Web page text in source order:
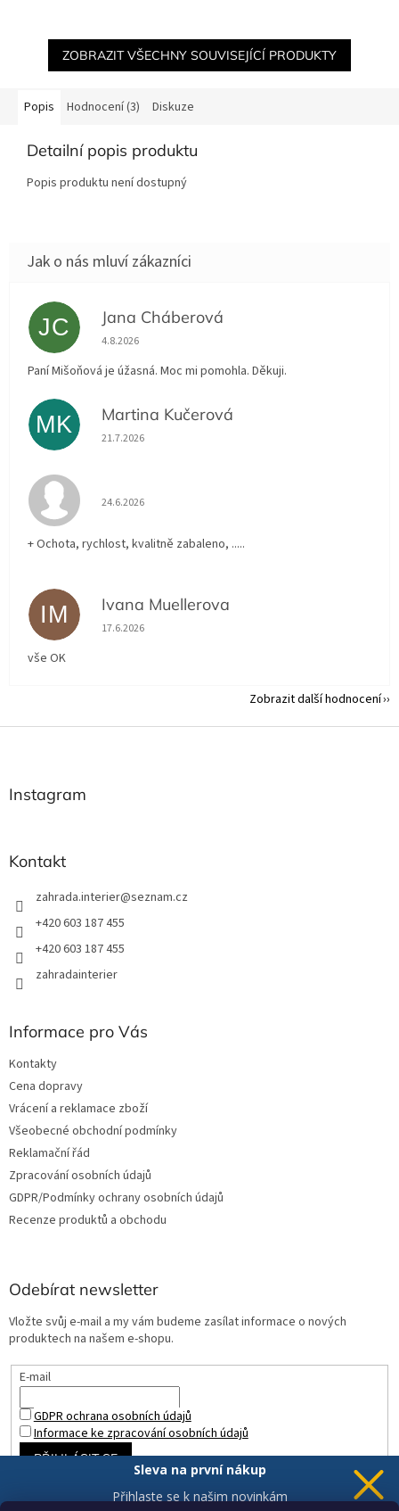
ZOBRAZIT VŠECHNY SOUVISEJÍCÍ PRODUKTY
Popis Hodnocení (3) Diskuze
Detailní popis produktu
Popis produktu není dostupný
JC Jana Cháberová
Hodnocení obchodu je 5 z 5 hvězdiček.
4.8.2026
Paní Mišoňová je úžasná. Moc mi pomohla. Děkuji.
MK Martina Kučerová
Hodnocení obchodu je 5 z 5 hvězdiček.
21.7.2026
Hodnocení obchodu je 5 z 5 hvězdiček.
24.6.2026
+ Ochota, rychlost, kvalitně zabaleno, .....
IM Ivana Muellerova
Hodnocení obchodu je 5 z 5 hvězdiček.
17.6.2026
vše OK
Zobrazit další hodnocení
Z
Instagram
Kontakt
zahrada.interier@seznam.cz
+420 603 187 455
+420 603 187 455
zahradainterier
Informace pro Vás
Kontakty
Cena dopravy
Vrácení a reklamace zboží
Všeobecné obchodní podmínky
Reklamační řád
Zpracování osobních údajů
GDPR/Podmínky ochrany osobních údajů
Recenze produktů a obchodu
Odebírat newsletter
Vložte svůj e-mail a my vám budeme zasílat informace o nových
produktech na našem e-shopu.
E-mail
GDPR ochrana osobních údajů
Informace ke zpracování osobních údajů
PŘIHLÁSIT SE
Sleva na první nákup
Přihlaste se k našim novinkám